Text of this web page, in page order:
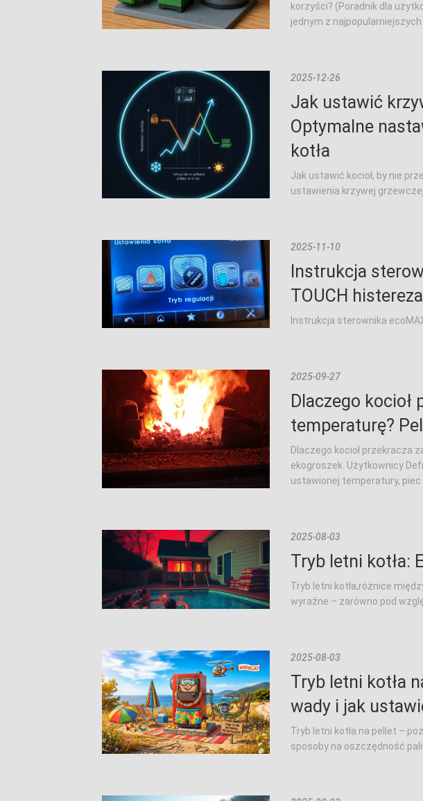
korzyści? (Poradnik dla
jednym z najpopularniejszych
2025-12-26
Jak ustawić
Optymalne
kotła
Jak ustawić kocioł, by nie
ustawienia krzywej
2025-11-10
Instrukcja
TOUCH
Instrukcja sterownika
2025-09-27
Dlaczego kocioł
temperaturę?
Dlaczego kocioł przekracza
ekogroszek. Użytkownicy
ustawionej temperatury, piec
2025-08-03
Tryb letni kotła:
Tryb letni kotła,różnice
wyraźne – zarówno pod
2025-08-03
Tryb letni kotła
wady i jak
Tryb letni kotła na pellet –
sposoby na oszczędność